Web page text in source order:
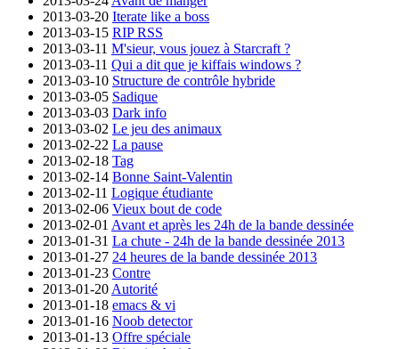
2013-03-20 Iterate like a boss
2013-03-15 RIP RSS
2013-03-11 M'sieur, vous jouez à Starcraft ?
2013-03-11 Qui a dit que je kiffais windows ?
2013-03-10 Structure de contrôle hybride
2013-03-05 Sadique
2013-03-03 Dark info
2013-03-02 Le jeu des animaux
2013-02-22 La pause
2013-02-18 Tag
2013-02-14 Bonne Saint-Valentin
2013-02-11 Logique étudiante
2013-02-06 Vieux bout de code
2013-02-01 Avant et après les 24h de la bande dessinée
2013-01-31 La chute - 24h de la bande dessinée 2013
2013-01-27 24 heures de la bande dessinée 2013
2013-01-23 Contre
2013-01-20 Autorité
2013-01-18 emacs & vi
2013-01-16 Noob detector
2013-01-13 Offre spéciale